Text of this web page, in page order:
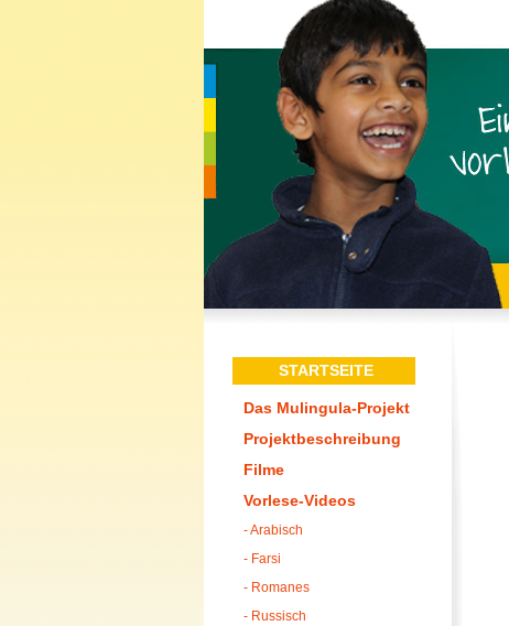
STARTSEITE
Das Mulingula-Projekt
Projektbeschreibung
Filme
Vorlese-Videos
- Arabisch
- Farsi
- Romanes
- Russisch